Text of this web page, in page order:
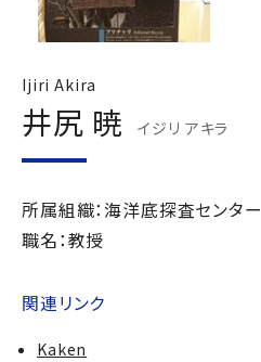
Ijiri Akira
井尻 暁 イジリ アキラ
所属組織：海洋底探査センター
職名：教授
関連リンク
Kaken